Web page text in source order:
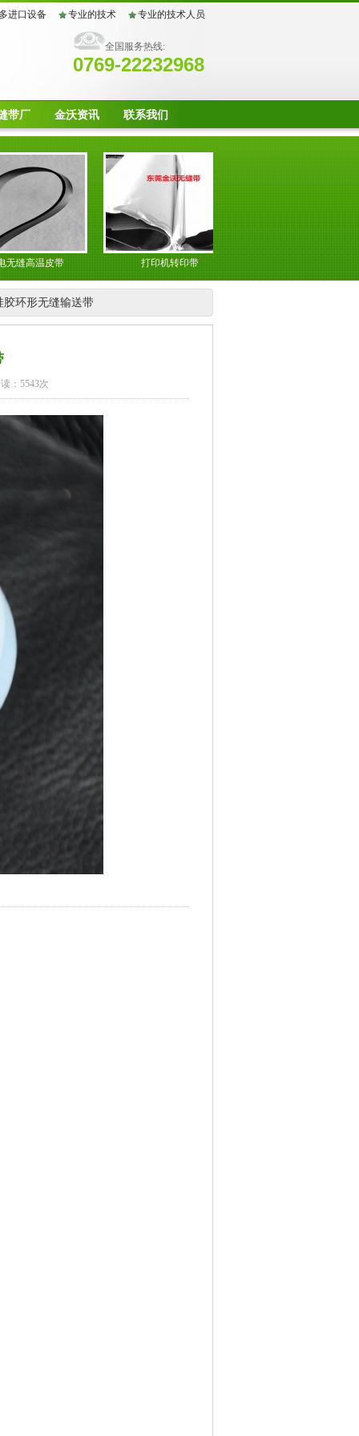
进口设备 专业的技术 专业的技术人员
全国服务热线:
0769-22232968
带厂 金沃资讯 联系我们
温皮带 打印机转印带 光伏板复膜耐高温带
环形无缝输送带
：5543次